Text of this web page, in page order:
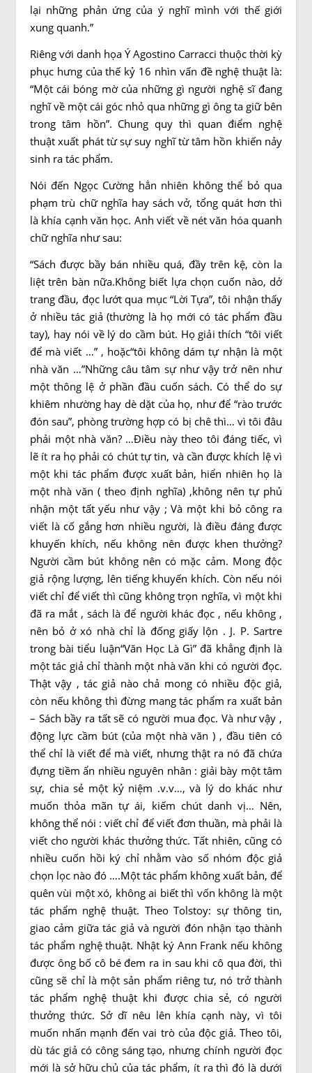
lại những phản ứng của ý nghĩ mình với thế giới
xung quanh.”
Riêng với danh họa Ý Agostino Carracci thuộc thời kỳ
phục hưng của thế kỷ 16 nhìn vấn đề nghệ thuật là:
“Một cái bóng mờ của những gì người nghệ sĩ đang
nghĩ về một cái góc nhỏ qua những gì ông ta giữ bên
trong tâm hồn”. Chung quy thì quan điểm nghệ
thuật xuất phát từ sự suy nghĩ từ tâm hồn khiến nảy
sinh ra tác phẩm.
Nói đến Ngọc Cường hẳn nhiên không thể bỏ qua
phạm trù chữ nghĩa hay sách vở, tổng quát hơn thì
là khía cạnh văn học. Anh viết về nét văn hóa quanh
chữ nghĩa như sau:
“Sách được bầy bán nhiều quá, đầy trên kệ, còn la
liệt trên bàn nữa.Không biết lựa chọn cuốn nào, dở
trang đầu, đọc lướt qua mục “Lời Tựa”, tôi nhận thấy
ở nhiều tác giả (thường là họ mới có tác phẩm đầu
tay), hay nói về lý do cầm bút. Họ giải thích “tôi viết
để mà viết …” , hoặc“tôi không dám tự nhận là một
nhà văn …”Những câu tâm sự như vậy trở nên như
một thông lệ ở phần đầu cuốn sách. Có thể do sự
khiêm nhường hay dè dặt của họ, như để “rào trước
đón sau”, phòng trường hợp có bị chê thì… vì tôi đâu
phải một nhà văn? …Điều này theo tôi đáng tiếc, vì
lẽ ít ra họ phải có chút tự tin, và cần được khích lệ vì
một khi tác phẩm được xuất bản, hiển nhiên họ là
một nhà văn ( theo định nghĩa) ,không nên tự phủ
nhận một tất yếu như vậy ; Và một khi bỏ công ra
viết là cố gắng hơn nhiều người, là điều đáng được
khuyến khích, nếu không nên được khen thưởng?
Người cầm bút không nên có mặc cảm. Mong độc
giả rộng lượng, lên tiếng khuyến khích. Còn nếu nói
viết chỉ để viết thì cũng không trọn nghĩa, vì một khi
đã ra mắt , sách là để người khác đọc , nếu không ,
nên bỏ ở xó nhà chỉ là đống giấy lộn . J. P. Sartre
trong bài tiểu luận“Văn Học Là Gì” đã khẳng định là
một tác giả chỉ thành một nhà văn khi có người đọc.
Thật vậy , tác giả nào chả mong có nhiều độc giả,
còn nếu không thì đừng mang tác phẩm ra xuất bản
– Sách bầy ra tất sẽ có người mua đọc. Và như vậy ,
động lực cầm bút (của một nhà văn ) , đầu tiên có
thể chỉ là viết để mà viết, nhưng thật ra nó đã chứa
đựng tiềm ẩn nhiều nguyên nhân : giải bày một tâm
sự, chia sẻ một kỷ niệm .v.v…, và lý do khác như
muốn thỏa mãn tự ái, kiếm chút danh vị… Nên,
không thể nói : viết chỉ để viết đơn thuần, mà phải là
viết cho người khác thưởng thức. Tất nhiên, cũng có
nhiều cuốn hồi ký chỉ nhằm vào số nhóm độc giả
chọn lọc nào đó ….Một tác phẩm không xuất bản, để
quên vùi một xó, không ai biết thì vốn không là một
tác phẩm nghệ thuật. Theo Tolstoy: sự thông tin,
giao cảm giữa tác giả và người đón nhận tạo thành
tác phẩm nghệ thuật. Nhật ký Ann Frank nếu không
được ông bố cô bé đem ra in sau khi cô qua đời, thì
cũng sẽ chỉ là một sản phẩm riêng tư, nó trở thành
tác phẩm nghệ thuật khi được chia sẻ, có người
thưởng thức. Sở dĩ nêu lên khía cạnh này, vì tôi
muốn nhấn mạnh đến vai trò của độc giả. Theo tôi,
dù tác giả có công sáng tạo, nhưng chính người đọc
mới là sở hữu chủ của tác phẩm, ít ra thì đó là dưới